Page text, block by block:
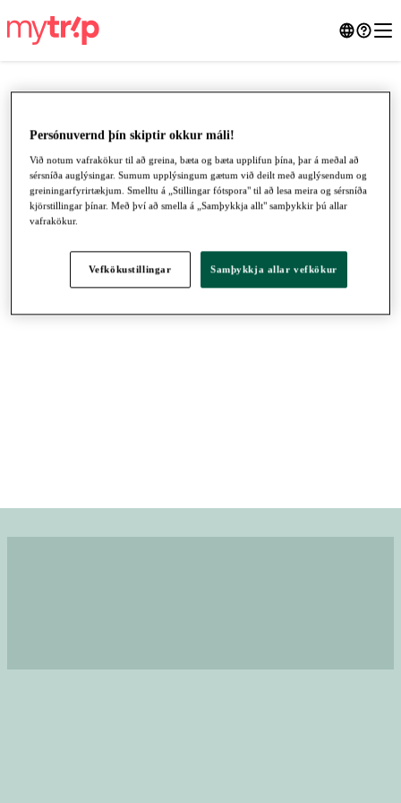
●●●
Persónuvernd þín skiptir okkur máli!
Við notum vafrakökur til að greina, bæta og bæta upplifun þína, þar á meðal að
sérsníða auglýsingar. Sumum upplýsingum gætum við deilt með auglýsendum og
greiningarfyrirtækjum. Smelltu á „Stillingar fótspora" til að lesa meira og sérsníða
kjörstillingar þínar. Með því að smella á „Samþykkja allt" samþykkir þú allar
vafrakökur.
Vefkökustillingar Samþykkja allar vefkökur